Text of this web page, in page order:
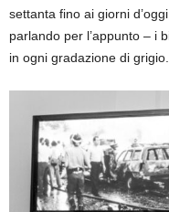
settanta fino ai giorni
parlando per l’appunto – i
in ogni gradazione di grigio.